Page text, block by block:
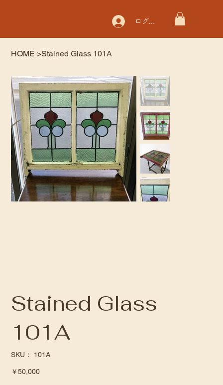
ログイン
HOME >Stained Glass 101A
Stained Glass
101A
SKU：
SKU：
101A
価
￥50,000